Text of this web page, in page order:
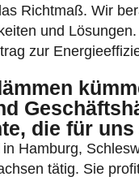
und
zur
die für
Hamburg,
tätig. Sie